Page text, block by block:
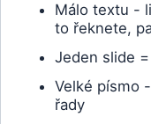
Málo textu -
to řeknete,
Jeden slide
Velké písmo
řady